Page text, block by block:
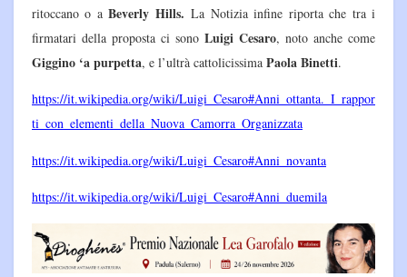
ritoccano o aBeverly Hills.La Notizia infine riporta che tra i
firmatari della proposta ci sono Luigi Cesaro, noto anche come
Giggino ‘a purpetta, e l’ultrà cattolicissima Paola Binetti.
https://it.wikipedia.org/wiki/Luigi_Cesaro#Anni_ottanta._I_rappor
ti_con_elementi_della_Nuova_Camorra_Organizzata
https://it.wikipedia.org/wiki/Luigi_Cesaro#Anni_novanta
https://it.wikipedia.org/wiki/Luigi_Cesaro#Anni_duemila